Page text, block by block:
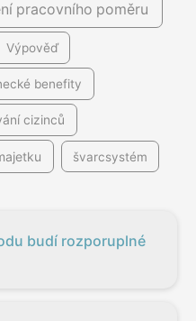
pracovního poměru
Výpověď
benefity
cizinců
švarcsystém
budí rozporuplné